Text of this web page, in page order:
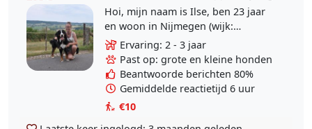
Hoi, mijn naam is Ilse, ben 23 jaar
en woon in Nijmegen (wijk:
Galgenveld). Als op-kamer-wonend-
student mis ik de wandelingen met
mijn trouwe..
Ervaring: 2 - 3 jaar
Past op: grote en kleine honden
Beantwoorde berichten 80%
Gemiddelde reactietijd 6 uur
€10